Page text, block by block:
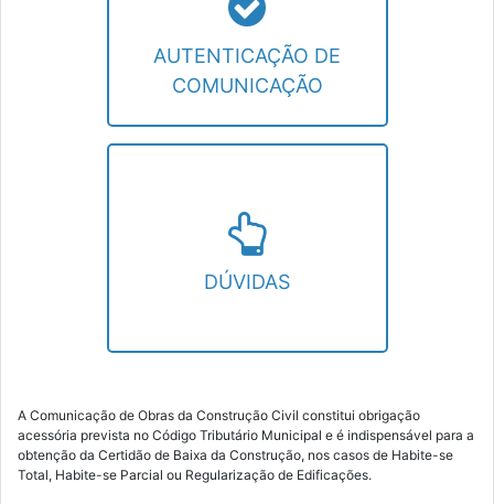
AUTENTICAÇÃO DE
COMUNICAÇÃO
de comunicação emitido.
DÚVIDAS
Perguntas frequentes sobre o cadastro de
obras
A Comunicação de Obras da Construção Civil constitui obrigação
acessória prevista no Código Tributário Municipal e é indispensável para a
obtenção da Certidão de Baixa da Construção, nos casos de Habite-se
Total, Habite-se Parcial ou Regularização de Edificações.